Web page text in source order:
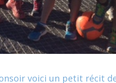
voici un petit récit